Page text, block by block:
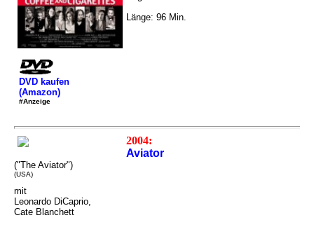
Länge: 96 Min.
DVD kaufen
(Amazon)
#Anzeige
2004:
Aviator
("The Aviator")
(USA)
mit
Leonardo DiCaprio,
Cate Blanchett